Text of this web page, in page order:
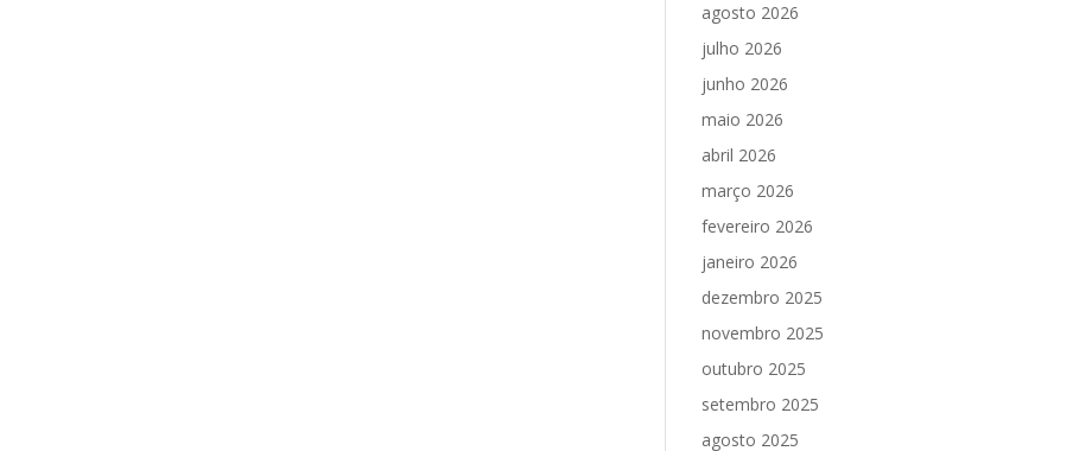
agosto 2026
julho 2026
junho 2026
maio 2026
abril 2026
março 2026
fevereiro 2026
janeiro 2026
dezembro 2025
novembro 2025
outubro 2025
setembro 2025
agosto 2025